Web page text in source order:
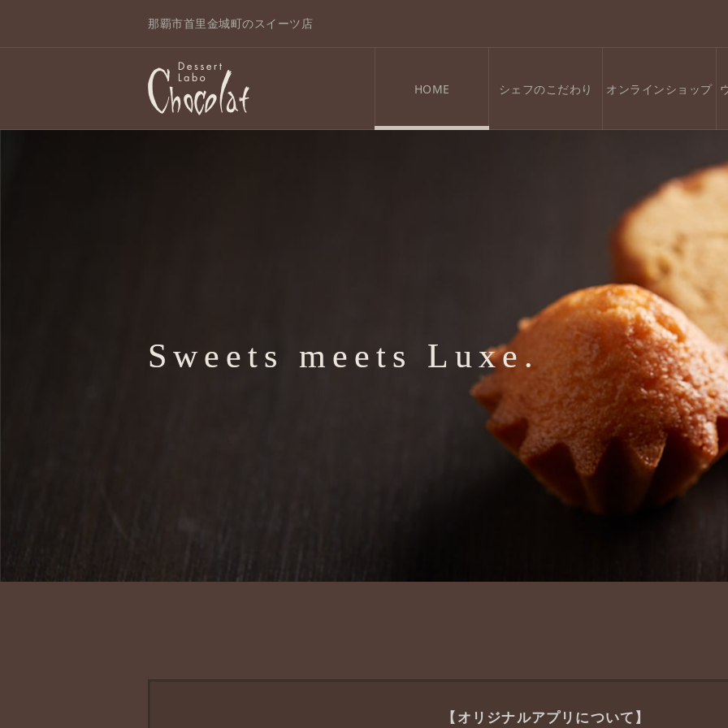
那覇市首里金城町のスイーツ店
HOME シェフのこだわり オンラインショップ
Sweets meets Luxe.
【オリジナルアプリについて】